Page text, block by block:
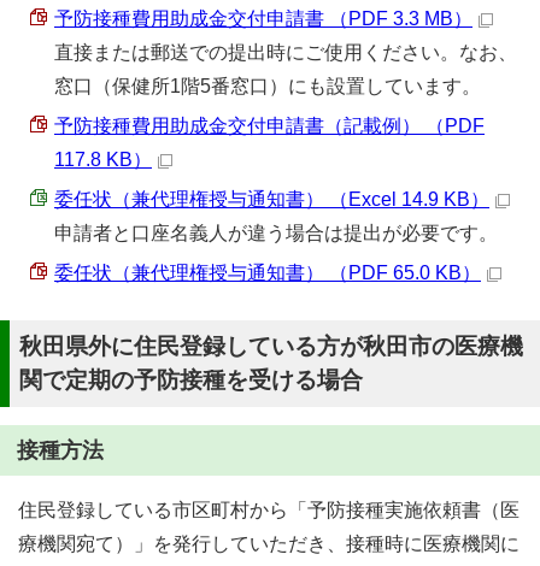
予防接種費用助成金交付申請書 （PDF 3.3 MB）
直接または郵送での提出時にご使用ください。なお、
窓口（保健所1階5番窓口）にも設置しています。
予防接種費用助成金交付申請書（記載例） （PDF
117.8 KB）
委任状（兼代理権授与通知書） （Excel 14.9 KB）
申請者と口座名義人が違う場合は提出が必要です。
委任状（兼代理権授与通知書） （PDF 65.0 KB）
秋田県外に住民登録している方が秋田市の医療機
関で定期の予防接種を受ける場合
接種方法
住民登録している市区町村から「予防接種実施依頼書（医
療機関宛て）」を発行していただき、接種時に医療機関に